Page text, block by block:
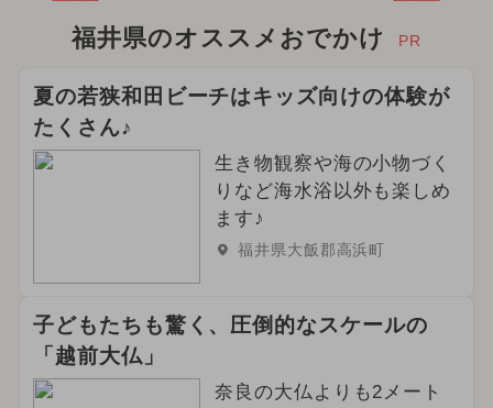
福井県のオススメおでかけ PR
夏の若狭和田ビーチはキッズ向けの体験が
たくさん♪
生き物観察や海の小物づく
りなど海水浴以外も楽しめ
ます♪
福井県大飯郡高浜町
子どもたちも驚く、圧倒的なスケールの
「越前大仏」
奈良の大仏よりも2メート